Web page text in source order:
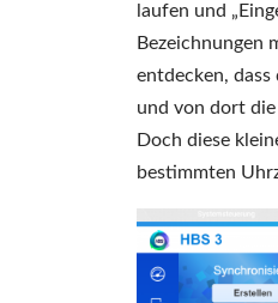
laufen und
Bezeichnungen
entdecken, dass
und von dort
Doch diese
bestimmten